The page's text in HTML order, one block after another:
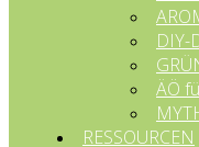
DIY-
ÄÖ
RESSOURCEN